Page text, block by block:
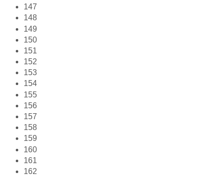
147
148
149
150
151
152
153
154
155
156
157
158
159
160
161
162